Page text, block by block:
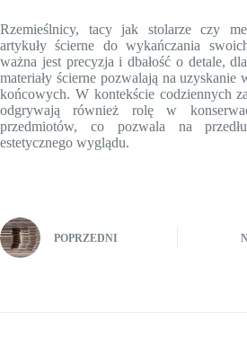
Rzemieślnicy, tacy jak stolarze czy
artykuły ścierne do wykańczania
ważna jest precyzja i dbałość o detale,
materiały ścierne pozwalają na
końcowych. W kontekście codziennych
odgrywają również rolę w
przedmiotów, co pozwala na
estetycznego wyglądu.
POPRZEDNI